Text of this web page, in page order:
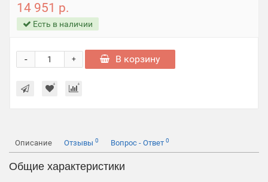
14 951 р.
Есть в наличии
+
- В корзину
Описание Отзывы 0 Вопрос - Ответ 0
Общие характеристики